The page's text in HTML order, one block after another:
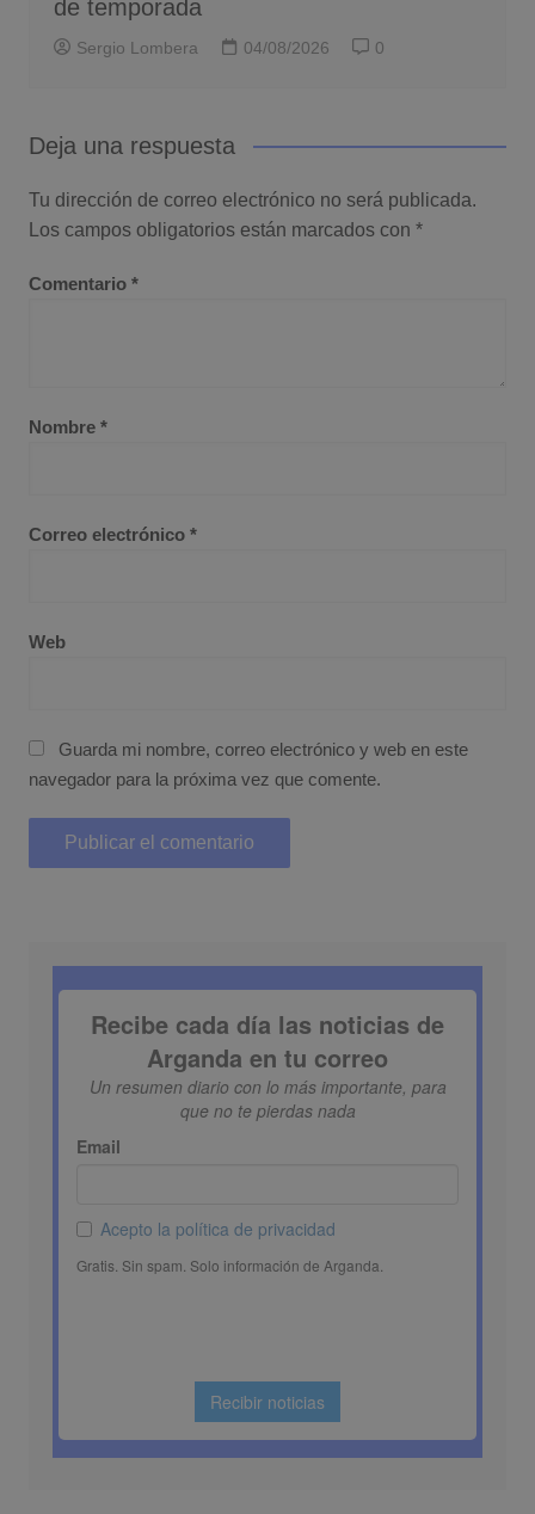
de temporada
Sergio Lombera 04/08/2026 0
Deja una respuesta
Tu dirección de correo electrónico no será publicada.
Los campos obligatorios están marcados con *
Comentario *
Nombre *
Correo electrónico *
Web
Guarda mi nombre, correo electrónico y web en este
navegador para la próxima vez que comente.